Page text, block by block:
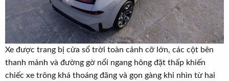
Xe được trang bị cửa sổ trời toàn cảnh cỡ lớn, các cột bên
thanh mảnh và đường gờ nổi ngang hông đặt thấp khiến
chiếc xe trông khá thoáng đãng và gọn gàng khi nhìn từ hai